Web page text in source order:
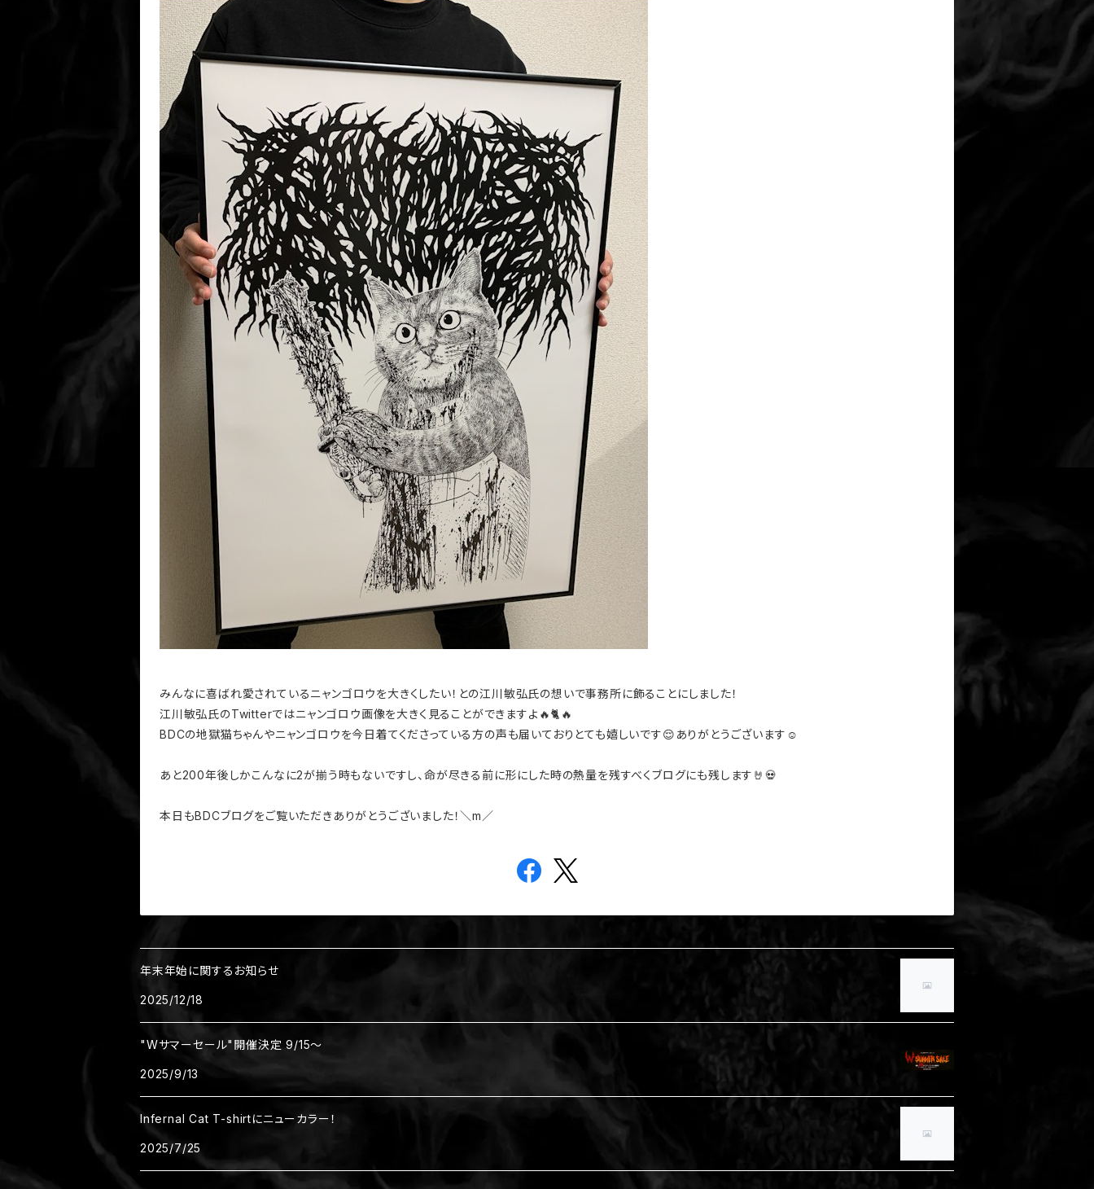
みんなに喜ばれ愛されているニャンゴロウを大きくしたい！との江川敏弘氏の想いで事務所に飾ることにしました！
江川敏弘氏のTwitterではニャンゴロウ画像を大きく見ることができますよ🔥🐈🔥
BDCの地獄猫ちゃんやニャンゴロウを今日着てくださっている方の声も届いておりとても嬉しいです😌ありがとうございます☺️
あと200年後しかこんなに2が揃う時もないですし、命が尽きる前に形にした時の熱量を残すべくブログにも残します🤘💀
本日もBDCブログをご覧いただきありがとうございました！＼m／
年末年始に関するお知らせ
2025/12/18
"Wサマーセール"開催決定 9/15～
2025/9/13
Infernal Cat T-shirtにニューカラー！
2025/7/25